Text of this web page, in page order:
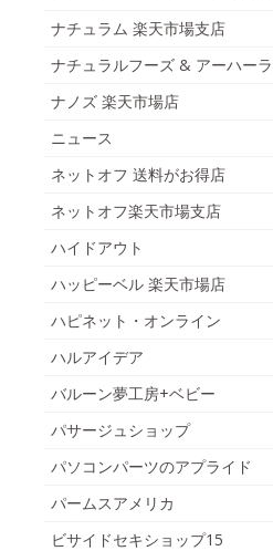
ナチュラム 楽天市場支店
ナチュラルフーズ & アーハーラ
ナノズ 楽天市場店
ニュース
ネットオフ 送料がお得店
ネットオフ楽天市場支店
ハイドアウト
ハッピーベル 楽天市場店
ハピネット・オンライン
ハルアイデア
バルーン夢工房+ベビー
パサージュショップ
パソコンパーツのアプライド
パームスアメリカ
ビサイドセキショップ15